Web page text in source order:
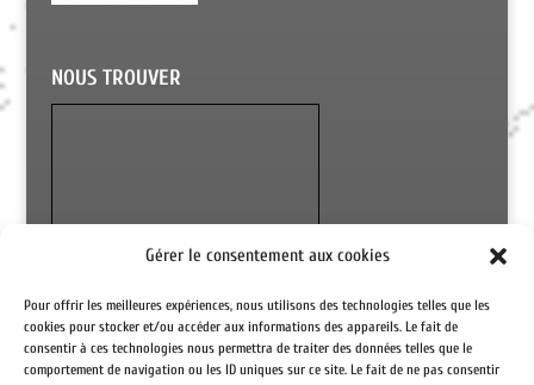
Gérer le consentement aux cookies
Pour offrir les meilleures expériences, nous utilisons des technologies telles que les
cookies pour stocker et/ou accéder aux informations des appareils. Le fait de
consentir à ces technologies nous permettra de traiter des données telles que le
comportement de navigation ou les ID uniques sur ce site. Le fait de ne pas consentir
NOUS TROUVER